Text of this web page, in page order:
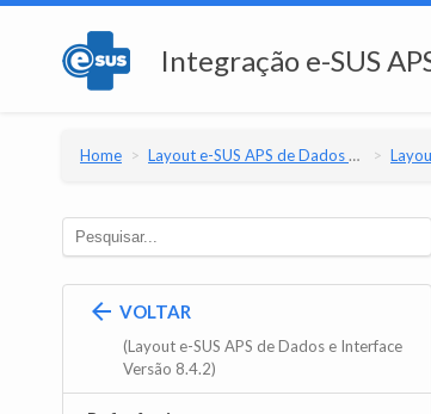
Integração e-SUS
Home Layout e-SUS APS de Dados e Interface Layout e-
VOLTAR
(Layout e-SUS APS de Dados e Interface
Versão 8.4.2)